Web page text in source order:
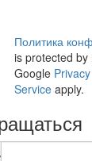
Политика
is protected by
Google
Service apply.